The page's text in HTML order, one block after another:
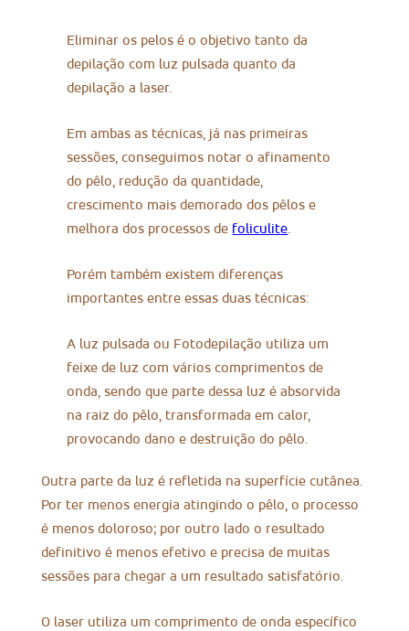
Eliminar os pelos é o objetivo tanto da
depilação com luz pulsada quanto da
depilação a laser.
Em ambas as técnicas, já nas primeiras
sessões, conseguimos notar o afinamento
do pêlo, redução da quantidade,
crescimento mais demorado dos pêlos e
melhora dos processos de foliculite.
Porém também existem diferenças
importantes entre essas duas técnicas:
A luz pulsada ou Fotodepilação utiliza um
feixe de luz com vários comprimentos de
onda, sendo que parte dessa luz é absorvida
na raiz do pêlo, transformada em calor,
provocando dano e destruição do pêlo.
Outra parte da luz é refletida na superfície cutânea.
Por ter menos energia atingindo o pêlo, o processo
é menos doloroso; por outro lado o resultado
definitivo é menos efetivo e precisa de muitas
sessões para chegar a um resultado satisfatório.
O laser utiliza um comprimento de onda específico